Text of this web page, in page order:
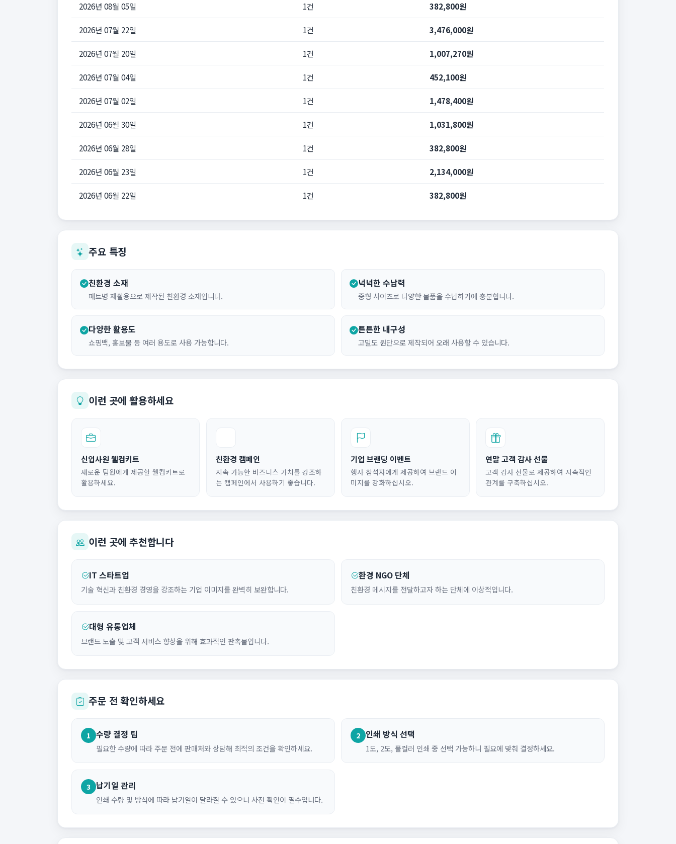
2026년 08월 05일 1건 382,800원
2026년 07월 22일 1건 3,476,000원
2026년 07월 20일 1건 1,007,270원
2026년 07월 04일 1건 452,100원
2026년 07월 02일 1건 1,478,400원
2026년 06월 30일 1건 1,031,800원
2026년 06월 28일 1건 382,800원
2026년 06월 23일 1건 2,134,000원
2026년 06월 22일 1건 382,800원
주요 특징
친환경 소재
페트병 재활용으로 제작된 친환경 소재입니다.
넉넉한 수납력
중형 사이즈로 다양한 물품을 수납하기에 충분합니다.
다양한 활용도
쇼핑백, 홍보물 등 여러 용도로 사용 가능합니다.
튼튼한 내구성
고밀도 원단으로 제작되어 오래 사용할 수 있습니다.
이런 곳에 활용하세요
신입사원 웰컴키트
새로운 팀원에게 제공할 웰컴키트로
활용하세요.
친환경 캠페인
지속 가능한 비즈니스 가치를 강조하
는 캠페인에서 사용하기 좋습니다.
기업 브랜딩 이벤트
행사 참석자에게 제공하여 브랜드 이
미지를 강화하십시오.
연말 고객 감사 선물
고객 감사 선물로 제공하여 지속적인
관계를 구축하십시오.
이런 곳에 추천합니다
IT 스타트업
기술 혁신과 친환경 경영을 강조하는 기업 이미지를 완벽히 보완합니다.
환경 NGO 단체
친환경 메시지를 전달하고자 하는 단체에 이상적입니다.
대형 유통업체
브랜드 노출 및 고객 서비스 향상을 위해 효과적인 판촉물입니다.
주문 전 확인하세요
1 수량 결정 팁
필요한 수량에 따라 주문 전에 판매처와 상담해 최적의 조건을 확인하세요.
2 인쇄 방식 선택
1도, 2도, 풀컬러 인쇄 중 선택 가능하니 필요에 맞춰 결정하세요.
3 납기일 관리
인쇄 수량 및 방식에 따라 납기일이 달라질 수 있으니 사전 확인이 필수입니다.